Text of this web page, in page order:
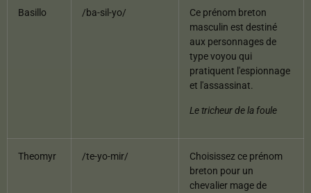
Basillo /ba-sil-yo/
Ce prénom breton
masculin est destiné
aux personnages de
type voyou qui
pratiquent l'espionnage
et l'assassinat.
Le tricheur de la foule
Theomyr /te-yo-mir/
Choisissez ce prénom
breton pour un
chevalier mage de